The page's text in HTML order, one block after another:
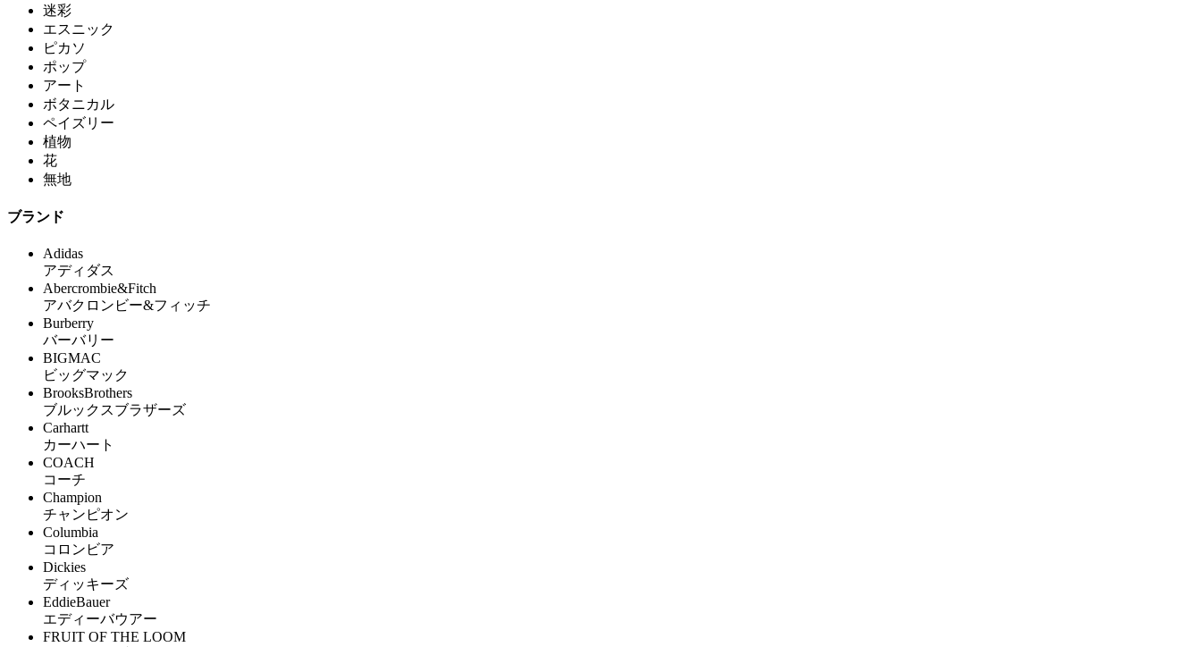
迷彩
エスニック
ピカソ
ポップ
アート
ボタニカル
ペイズリー
植物
花
無地
ブランド
Adidas
アディダス
Abercrombie&Fitch
アバクロンビー&フィッチ
Burberry
バーバリー
BIGMAC
ビッグマック
BrooksBrothers
ブルックスブラザーズ
Carhartt
カーハート
COACH
コーチ
Champion
チャンピオン
Columbia
コロンビア
Dickies
ディッキーズ
EddieBauer
エディーバウアー
FRUIT OF THE LOOM